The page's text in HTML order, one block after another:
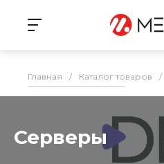
Главная / Каталог товаров /
Серверы